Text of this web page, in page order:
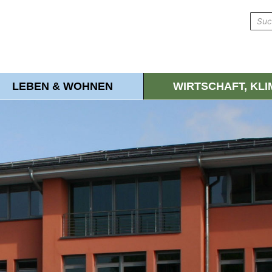
LEBEN & WOHNEN WIRTSCHAFT,